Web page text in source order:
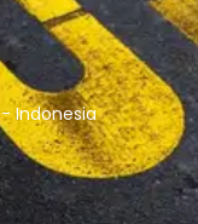
Indonesia